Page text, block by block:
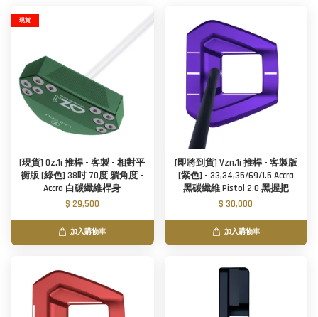
現貨
[現貨] Oz.1i 推桿 - 客製 - 相對平
衡版 [綠色] 38吋 70度 躺角度 -
Accra 白碳纖維桿身
$ 29,500
加入購物車
[即將到貨] Vzn.1i 推桿 - 客製版
[紫色] - 33,34,35/69/1.5 Accra
黑碳纖維 Pistol 2.0 黑握把
$ 30,000
加入購物車